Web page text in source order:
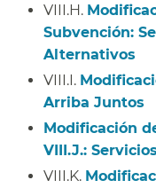
VIII.H.
Subvención:
Alternativos
VIII.I.
Arriba Juntos
Modificación
VIII.J.:
VIII.K.